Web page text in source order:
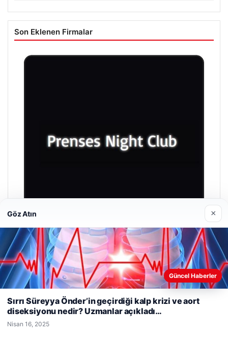
Son Eklenen Firmalar
Prenses Night Club
Nisan 29, 2026
Web sitemizi nasıl kullandığınızı daha iyi anlayabilmek,
kullanıyoruz.Çerez Politikamız
Reddet
Göz Atın ×
Güncel Haberler
Sırrı Süreyya Önder’in geçirdiği kalp krizi ve aort
diseksiyonu nedir? Uzmanlar açıkladı…
Nisan 16, 2025